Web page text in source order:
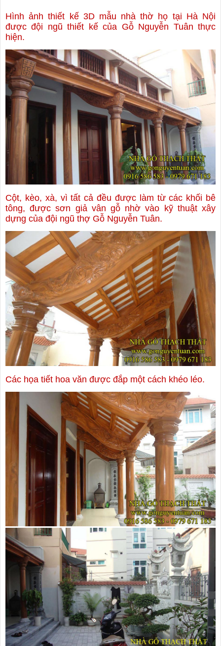
Hình ảnh thiết kế 3D mẫu nhà thờ họ tại Hà Nội
được đội ngũ thiết kế của Gỗ Nguyễn Tuân thực
hiện.
Cột, kèo, xà, vì tất cả đều được làm từ các khối bê
tông, được sơn giả vân gỗ nhờ vào kỹ thuật xây
dựng của đội ngũ thợ Gỗ Nguyễn Tuân.
Các họa tiết hoa văn được đắp một cách khéo léo.